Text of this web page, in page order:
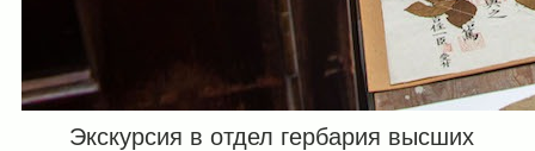
Экскурсия в отдел гербария высших